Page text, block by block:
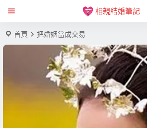
相親結婚筆記
首頁 把婚姻當成交易